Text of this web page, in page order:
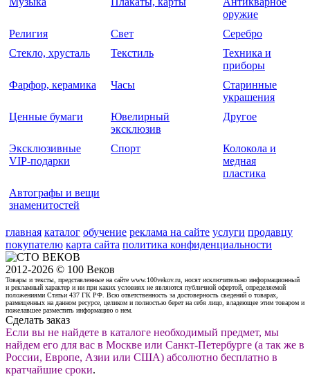
оружие
Религия
Свет
Серебро
Стекло, хрусталь
Текстиль
Техника и
приборы
Фарфор, керамика
Часы
Старинные
украшения
Ценные бумаги
Ювелирный
эксклюзив
Другое
Эксклюзивные
VIP-подарки
Спорт
Колокола и
медная
пластика
Автографы и вещи
знаменитостей
главная каталог обучение реклама на сайте услуги продавцу
покупателю карта сайта политика конфиденциальности
2012-2026 © 100 Веков
Товары и тексты, представленные на сайте www.100vekov.ru, носят исключительно информационный
и рекламный характер и ни при каких условиях не являются публичной офертой, определяемой
положениями Статьи 437 ГК РФ. Всю ответственность за достоверность сведений о товарах,
размещенных на данном ресурсе, целиком и полностью берет на себя лицо, владеющее этим товаром и
пожелавшее разместить информацию о нем.
Сделать заказ
Если вы не найдете в каталоге необходимый предмет, мы
найдем его для вас в Москве или Санкт-Петербурге (а так же в
России, Европе, Азии или США) абсолютно бесплатно в
кратчайшие сроки.